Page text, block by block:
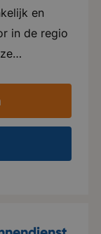
en
in de regio
financiële
met de